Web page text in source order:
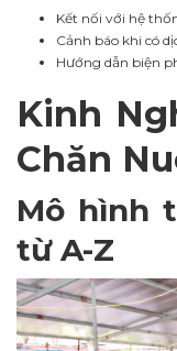
Kết nối với hệ
Cảnh báo khi có
Hướng dẫn biện
Kinh
Chăn
Mô hình
từ A-Z